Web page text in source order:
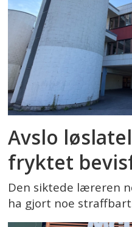
Avslo
fryktet
Den siktede læreren
ha gjort noe